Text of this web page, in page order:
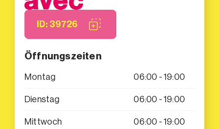
ID: 39726
Öffnungszeiten
Montag 06:00 - 19:00
Dienstag 06:00 - 19:00
Mittwoch 06:00 - 19:00